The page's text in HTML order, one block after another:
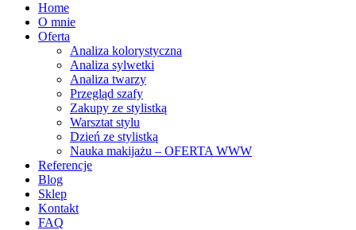
Home
O mnie
Oferta
Analiza kolorystyczna
Analiza sylwetki
Analiza twarzy
Przegląd szafy
Zakupy ze stylistką
Warsztat stylu
Dzień ze stylistką
Nauka makijażu – OFERTA WWW
Referencje
Blog
Sklep
Kontakt
FAQ